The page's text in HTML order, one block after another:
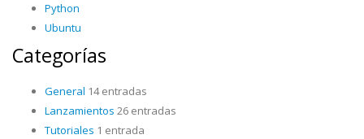
Python
Ubuntu
Categorías
General 14 entradas
Lanzamientos 26 entradas
Tutoriales 1 entrada